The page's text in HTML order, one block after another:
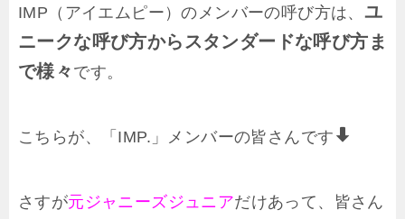
IMP（アイエムピー）のメンバーの呼び方は、 ユ
ニークな呼び方からスタンダードな呼び方ま
で様々 です。
こちらが、「IMP.」メンバーの皆さんです
さすが元ジャニーズジュニアだけあって、皆さん